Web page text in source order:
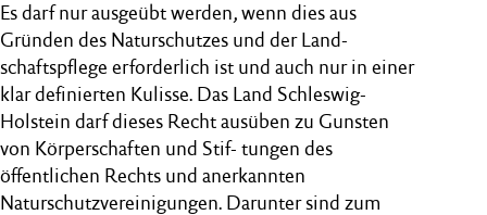
Es darf nur ausgeübt werden, wenn dies aus
Gründen des Naturschutzes und der Land-
schaftspflege erforderlich ist und auch nur in einer
klar definierten Kulisse. Das Land Schleswig-
Holstein darf dieses Recht ausüben zu Gunsten
von Körperschaften und Stif- tungen des
öffentlichen Rechts und anerkannten
Naturschutzvereinigungen. Darunter sind zum